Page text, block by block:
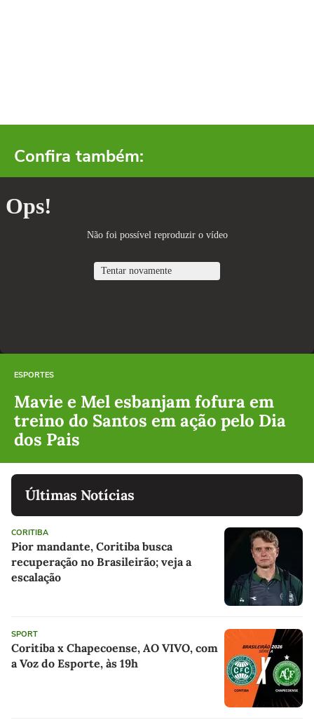
Confira também:
ESPORTES
Mavie e Mel esbanjam fofura em
treino do Santos em ação pelo Dia
dos Pais
Últimas Notícias
CORITIBA
Pior mandante, Coritiba busca
recuperação no Brasileirão; veja a
escalação
SPORT
Coritiba x Chapecoense, AO VIVO, com
a Voz do Esporte, às 19h